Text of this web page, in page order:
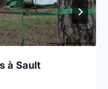
à Sault